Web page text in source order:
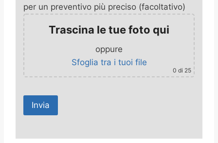
per un preventivo più preciso (facoltativo)
Trascina le tue foto qui
oppure
Sfoglia tra i tuoi file
0 di 25
A